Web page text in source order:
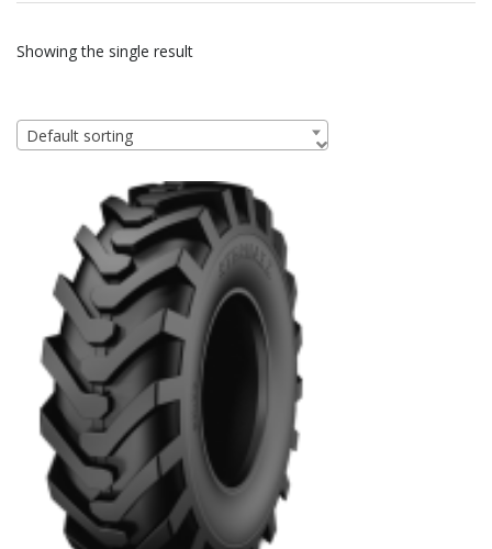
Showing the single result
Default sorting